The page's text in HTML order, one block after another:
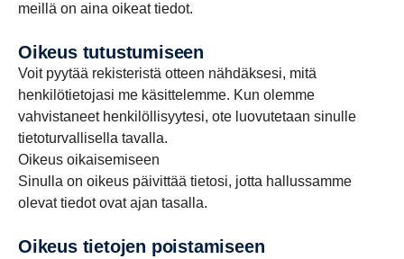
meillä on aina oikeat tiedot.
Oikeus tutustumiseen
Voit pyytää rekisteristä otteen nähdäksesi, mitä
henkilötietojasi me käsittelemme. Kun olemme
vahvistaneet henkilöllisyytesi, ote luovutetaan sinulle
tietoturvallisella tavalla.
Oikeus oikaisemiseen
Sinulla on oikeus päivittää tietosi, jotta hallussamme
olevat tiedot ovat ajan tasalla.
Oikeus tietojen poistamiseen